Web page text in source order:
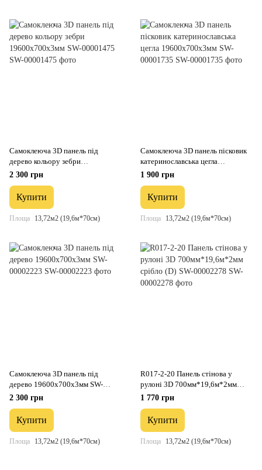
Самоклеюча 3D панель під
дерево кольору зебри
19600x700x3мм SW-00001475
2 300 грн
Купити
Площа 13,72м2 (19,6м*70см)
Самоклеюча 3D панель пісковик
катеринославська цегла
19600x700x3мм SW-00001735
1 900 грн
Купити
Площа 13,72м2 (19,6м*70см)
Самоклеюча 3D панель під
дерево 19600x700x3мм SW-
00002223
2 300 грн
Купити
Площа 13,72м2 (19,6м*70см)
R017-2-20 Панель стінова у
рулоні 3D 700мм*19,6м*2мм
срібло (D) SW-00002278
1 770 грн
Купити
Площа 13,72м2 (19,6м*70см)